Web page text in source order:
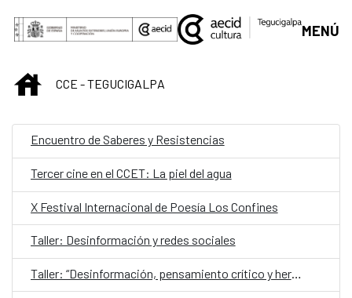
Saltar al contenido principal
MENÚ
INICIOCCE - TEGUCIGALPA
Encuentro de Saberes y Resistencias
Tercer cine en el CCET: La piel del agua
X Festival Internacional de Poesía Los Confines
Taller: Desinformación y redes sociales
Taller: “Desinformación, pensamiento crítico y herramientas de verificación”